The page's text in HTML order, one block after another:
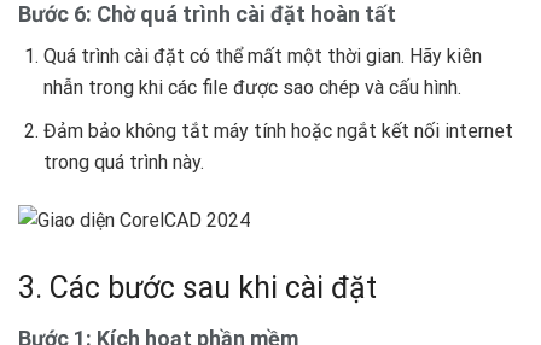
Bước 6: Chờ quá trình cài đặt hoàn tất
Quá trình cài đặt có thể mất một thời gian. Hãy kiên
nhẫn trong khi các file được sao chép và cấu hình.
Đảm bảo không tắt máy tính hoặc ngắt kết nối internet
trong quá trình này.
3. Các bước sau khi cài đặt
Bước 1: Kích hoạt phần mềm